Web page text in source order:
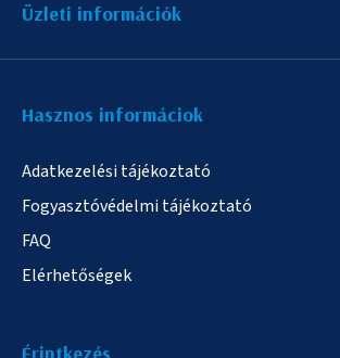
Üzleti információk
Hasznos informáciok
Adatkezelési tájékoztató
Fogyasztóvédelmi tájékoztató
FAQ
Elérhetőségek